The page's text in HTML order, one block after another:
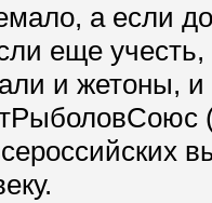
а если
еще
и жетоны,